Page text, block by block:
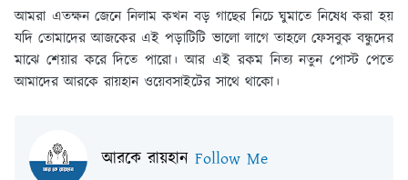
আমরা এতক্ষন জেনে নিলাম কখন বড় গাছের নিচে ঘুমাতে নিষেধ করা হয়
যদি তোমাদের আজকের এই পড়াটিটি ভালো লাগে তাহলে ফেসবুক বন্ধুদের
মাঝে শেয়ার করে দিতে পারো। আর এই রকম নিত্য নতুন পোস্ট পেতে
আমাদের আরকে রায়হান ওয়েবসাইটের সাথে থাকো।
আরকে রায়হান Follow Me